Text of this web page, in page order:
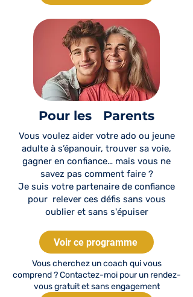
Pour les Parents
Vous voulez aider votre ado ou jeune
adulte à s’épanouir, trouver sa voie,
gagner en confiance… mais vous ne
savez pas comment faire ?
Je suis votre partenaire de confiance
pour relever ces défis sans vous
oublier et sans s'épuiser
Voir ce programme
Vous cherchez un coach qui vous
comprend ? Contactez-moi pour un rendez-
vous gratuit et sans engagement